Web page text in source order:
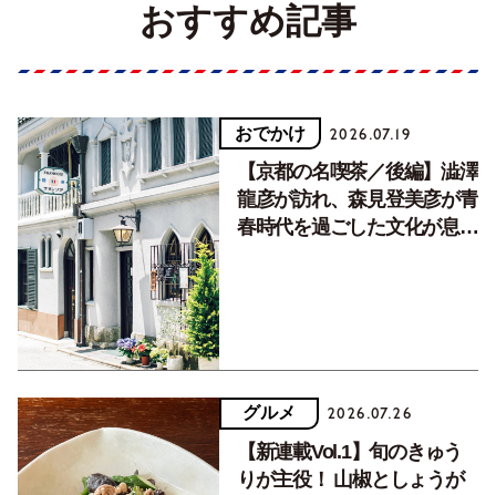
おすすめ記事
おでかけ 2026.07.19
【京都の名喫茶／後編】澁澤
龍彦が訪れ、森見登美彦が青
春時代を過ごした文化が息づ
グルメ 2026.07.26
【新連載Vol.1】旬のきゅう
りが主役！ 山椒としょうが